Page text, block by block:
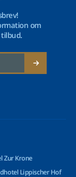
om
Zur Krone
Lippischer Hof